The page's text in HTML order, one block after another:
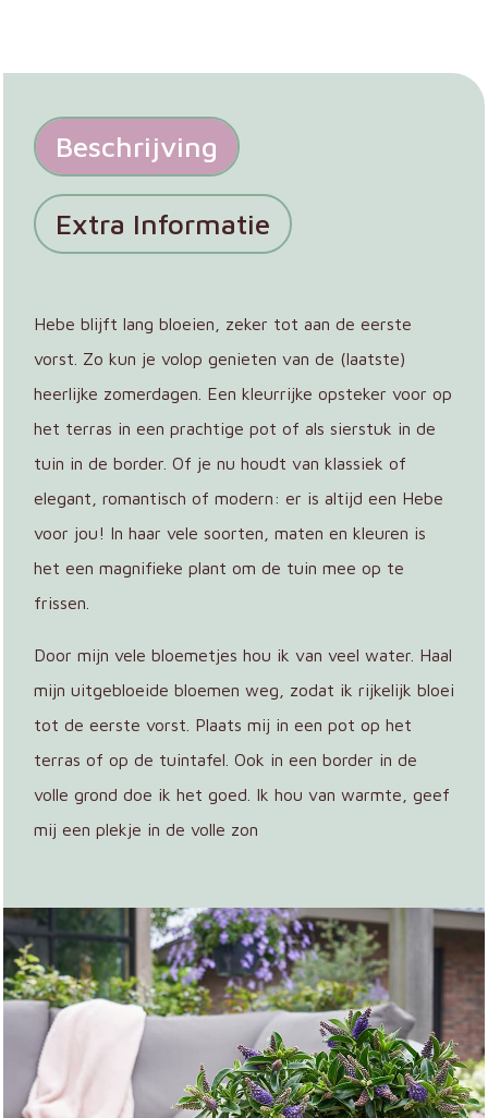
Beschrijving
Extra Informatie
Hebe blijft lang bloeien, zeker tot aan de eerste
vorst. Zo kun je volop genieten van de (laatste)
heerlijke zomerdagen. Een kleurrijke opsteker voor op
het terras in een prachtige pot of als sierstuk in de
tuin in de border. Of je nu houdt van klassiek of
elegant, romantisch of modern: er is altijd een Hebe
voor jou! In haar vele soorten, maten en kleuren is
het een magnifieke plant om de tuin mee op te
frissen.
Door mijn vele bloemetjes hou ik van veel water. Haal
mijn uitgebloeide bloemen weg, zodat ik rijkelijk bloei
tot de eerste vorst. Plaats mij in een pot op het
terras of op de tuintafel. Ook in een border in de
volle grond doe ik het goed. Ik hou van warmte, geef
mij een plekje in de volle zon